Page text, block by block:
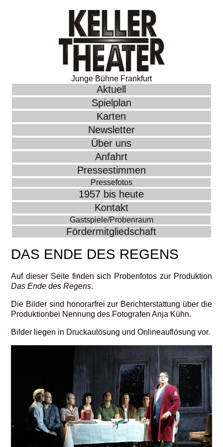
Junge Bühne Frankfurt
Aktuell
Spielplan
Karten
Newsletter
Über uns
Anfahrt
Pressestimmen
Pressefotos
1957 bis heute
Kontakt
Gastspiele/Probenraum
Fördermitgliedschaft
DAS ENDE DES REGENS
Auf dieser Seite finden sich Probenfotos zur Produktion
Das Ende des Regens.
Die Bilder sind honorarfrei zur Berichterstattung über die
Produktionbei Nennung des Fotografen Anja Kühn.
Bilder liegen in Druckaulösung und Onlineauflösung vor.